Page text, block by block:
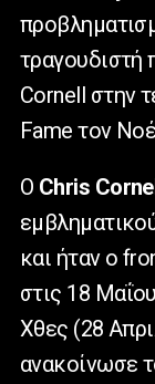
τραγουδιστή
Cornell στην
Fame τον
Ο Chris
και ήταν ο
στις 18
Χθες (28
ανακοίνωσε